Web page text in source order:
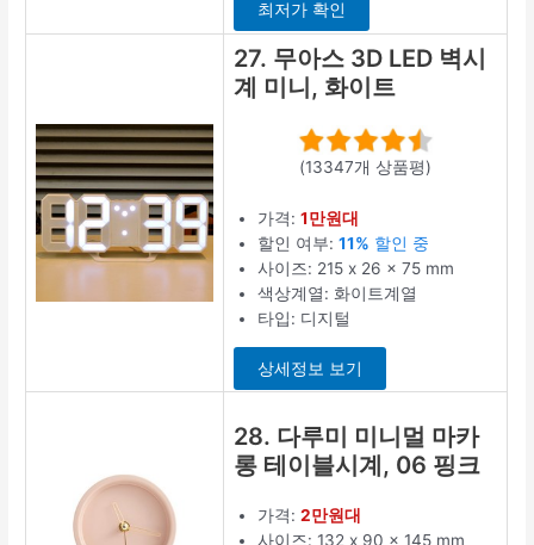
최저가 확인
27. 무아스 3D LED 벽시
계 미니, 화이트
(13347개 상품평)
가격:1만원대
할인 여부:11% 할인 중
사이즈: 215 x 26 x 75 mm
색상계열: 화이트계열
타입: 디지털
상세정보 보기
28. 다루미 미니멀 마카
롱 테이블시계, 06 핑크
가격:2만원대
사이즈: 132 x 90 x 145 mm